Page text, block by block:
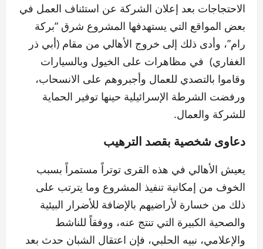
الاحتجاجات بعد إعلان الشركة عن استئناف العمل في
بعض المواقع التي يستهدفها المشروع شرق “بركة
رام”، وأدى ذلك إلى خروج الأهالي من مقام (أبي ذر
الغفاري) في مظاهرات على الخيول وبالسيارات
وقاموا بالتصدي للعمال وأجبروهم على الانسحاب،
ورفضت الشرطة الإسرائيلية حينها توفير الحماية
للشركة والعمال.
دعاوى شخصية بقصد الترهيب
يعيش الأهالي في هذه القرى توتراً مستمراً بسبب
الخوف من إمكانية تنفيذ المشروع وما يترتب على
ذلك من خسارة لأراضيهم بالإضافة للأضرار البيئية
والصحية الكبيرة التي تنتج عنه، ووفقاً للناشط
والإعلامي، نبيه الحلبي، فإن اعتقال الشبان حدث بعد